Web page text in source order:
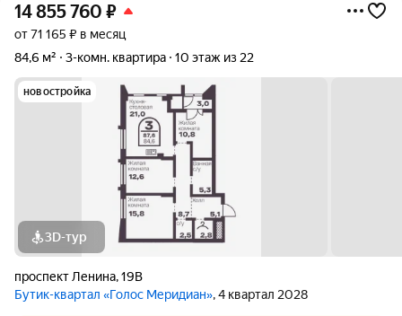
14 855 760 ₽
от 71 165 ₽ в месяц
84,6 м²
3-комн. квартира 10 этаж из 22
новостройка
3D-тур
проспект Ленина,19В
Бутик-квартал «Голос Меридиан», 4 квартал 2028